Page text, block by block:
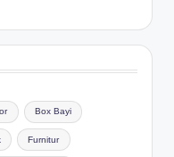
Box Bayi
Furnitur